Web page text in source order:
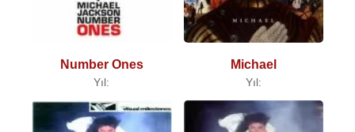
Number Ones
Yıl:
Michael
Yıl: